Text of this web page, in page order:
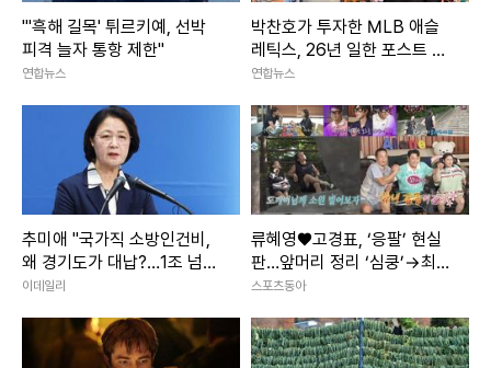
"'흑해 길목' 튀르키예, 선박
피격 늘자 통항 제한"
연합뉴스
박찬호가 투자한 MLB 애슬
레틱스, 26년 일한 포스트 단
장과 결별
연합뉴스
추미애 "국가직 소방인건비,
왜 경기도가 대납?…1조 넘
어"
이데일리
류혜영♥고경표, ‘응팔’ 현실
판…앞머리 정리 ‘심쿵’→최고
7.8% (나혼산)
스포츠동아